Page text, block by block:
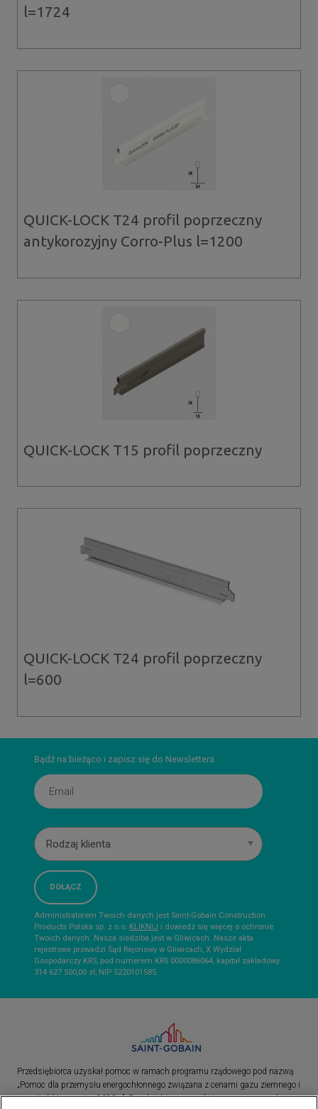
l=1724
QUICK-LOCK T24 profil poprzeczny
antykorozyjny Corro-Plus l=1200
QUICK-LOCK T15 profil poprzeczny
QUICK-LOCK T24 profil poprzeczny
l=600
Bądź na bieżąco i zapisz się do Newslettera
Rodzaj klienta
Administratorem Twoich danych jest Saint-Gobain Construction
Products Polska sp. z o.o. KLIKNIJ i dowiedz się więcej o ochronie
Twoich danych. Nasza siedziba jest w Gliwicach. Nasze akta
rejestrowe prowadzi Sąd Rejonowy w Gliwicach, X Wydział
Gospodarczy KRS, pod numerem KRS 0000086064, kapitał zakładowy
314 627 500,00 zł, NIP 5220101585.
Przedsiębiorca uzyskał pomoc w ramach programu rządowego pod nazwą
„Pomoc dla przemysłu energochłonnego związana z cenami gazu ziemnego i
energii elektrycznej w 2023 r.”. Przedsiębiorca uzyskał pomoc w ramach